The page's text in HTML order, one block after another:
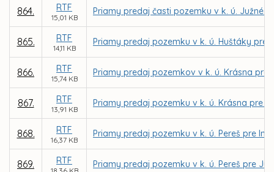
864. RTF
15,01 KB
Priamy predaj časti pozemku v k. ú. Južné
865. RTF
14,11 KB
Priamy predaj pozemku v k. ú. Huštáky pre
866. RTF
15,74 KB
Priamy predaj pozemkov v k. ú. Krásna pre
867. RTF
13,91 KB
Priamy predaj pozemku v k. ú. Krásna pre
868. RTF
16,37 KB
Priamy predaj pozemku v k. ú. Pereš pre
869. RTF Priamy predaj pozemku v k. ú. Pereš pre